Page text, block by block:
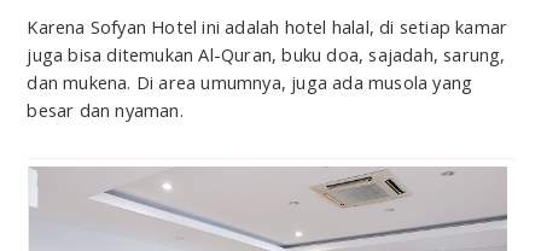
Karena Sofyan Hotel ini adalah hotel halal, di setiap kamar
juga bisa ditemukan Al-Quran, buku doa, sajadah, sarung,
dan mukena. Di area umumnya, juga ada musola yang
besar dan nyaman.